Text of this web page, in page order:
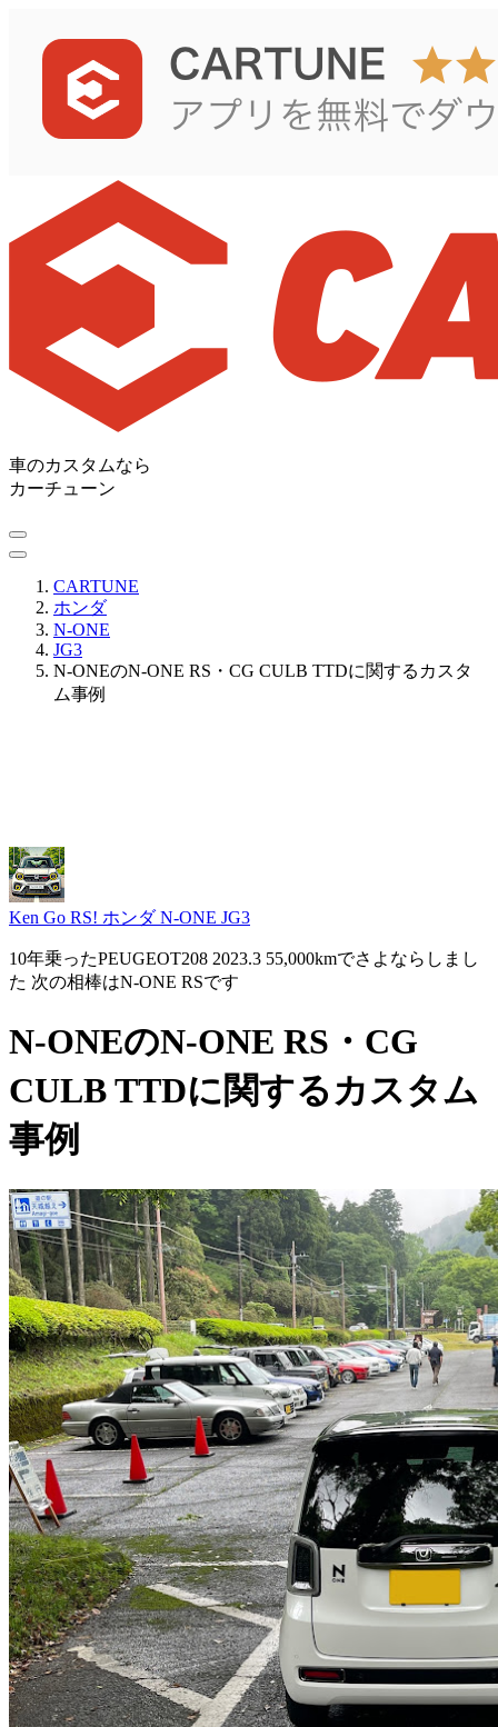
車のカスタムなら
カーチューン
CARTUNE
ホンダ
N-ONE
JG3
N-ONEのN-ONE RS・CG CULB TTDに関するカスタ
ム事例
Ken Go RS! ホンダ N-ONE JG3
10年乗ったPEUGEOT208 2023.3 55,000kmでさよならしまし
た 次の相棒はN-ONE RSです
N-ONEのN-ONE RS・CG
CULB TTDに関するカスタム
事例